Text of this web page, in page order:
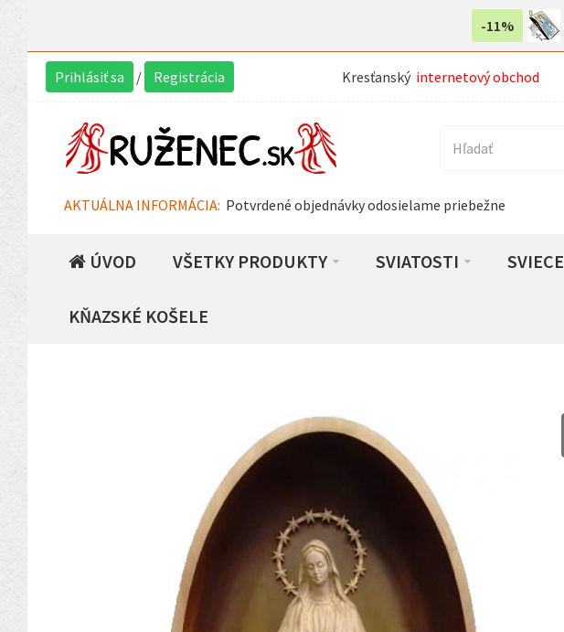
-11%
Prihlásiť sa / Registrácia Kresťanský internetový obchod
AKTUÁLNA INFORMÁCIA: Potvrdené objednávky odosielame priebežne
ÚVOD VŠETKY PRODUKTY SVIATOSTI SVIECE
KŇAZSKÉ KOŠELE